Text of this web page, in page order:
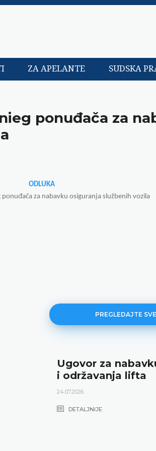
ZA APELANTE SUDSKA
ponuđača za
ODLUKA
za nabavku osiguranja službenih vozila
PREGLEDAJTE
Ugovor za
i održavanja lifta
24.07.2026.
DETALJNIJE